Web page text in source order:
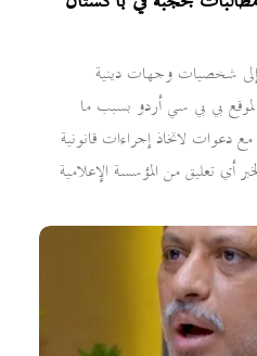
شخصيات وجهات دينية
بي بي سي أردو بسبب ما
دعوات لاتخاذ إجراءات قانونية
أي تعليق من المؤسسة الإعلامية